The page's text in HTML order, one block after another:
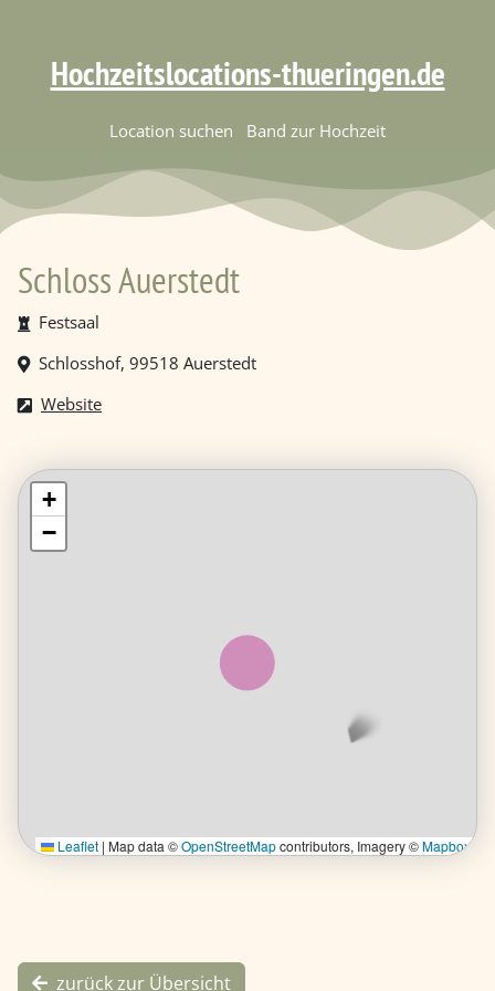
Hochzeitslocations-thueringen.de
Location suchen Band zur Hochzeit
Schloss Auerstedt
Festsaal
Schlosshof, 99518 Auerstedt
Website
+
−
Leaflet | Map data ©OpenStreetMapcontributors, Imagery ©Mapbox
+
−
Leaflet | Map data ©OpenStreetMapcontributors, Imagery ©Mapbox
zurück zur Übersicht